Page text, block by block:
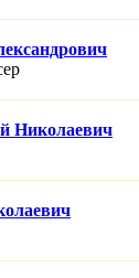
Николаевич